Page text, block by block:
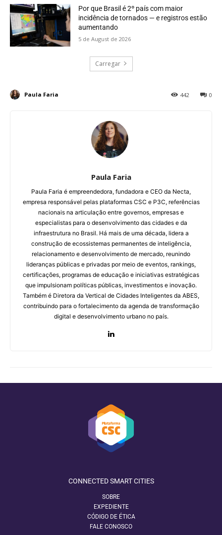
Por que Brasil é 2º país com maior
incidência de tornados — e registros estão
aumentando
5 de August de 2026
Carregar
Paula Faria 0
442
Paula Faria
Paula Faria é empreendedora, fundadora e CEO da Necta,
empresa responsável pelas plataformas CSC e P3C, referências
nacionais na articulação entre governos, empresas e
especialistas para o desenvolvimento das cidades e da
infraestrutura no Brasil. Há mais de uma década, lidera a
construção de ecossistemas permanentes de inteligência,
relacionamento e desenvolvimento de mercado, reunindo
lideranças públicas e privadas por meio de eventos, rankings,
certificações, programas de educação e iniciativas estratégicas
que impulsionam políticas públicas, investimentos e inovação.
Também é Diretora da Vertical de Cidades Inteligentes da ABES,
contribuindo para o fortalecimento da agenda de transformação
digital e desenvolvimento urbano no país.
CONNECTED SMART CITIES
SOBRE
EXPEDIENTE
CÓDIGO DE ÉTICA
FALE CONOSCO